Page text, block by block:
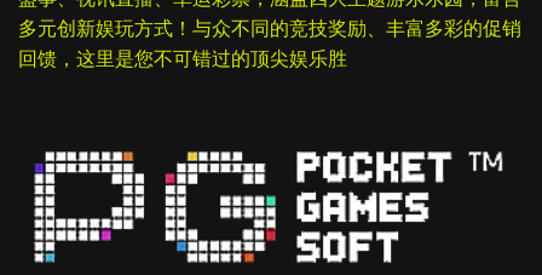
多元创新娱玩方式！与众不同的竞技奖励、丰富多彩的促销
回馈，这里是您不可错过的顶尖娱乐胜